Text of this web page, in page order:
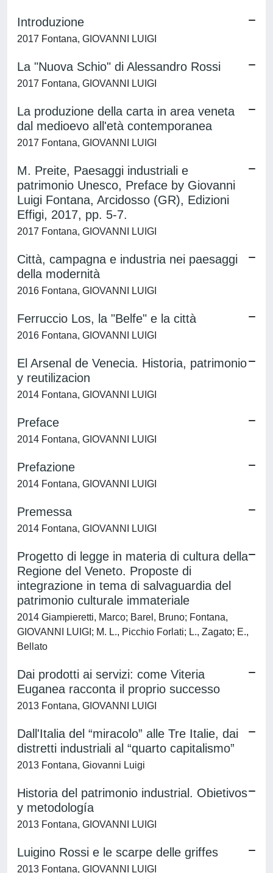
Introduzione
2017 Fontana, GIOVANNI LUIGI
La "Nuova Schio" di Alessandro Rossi
2017 Fontana, GIOVANNI LUIGI
La produzione della carta in area veneta
dal medioevo all'età contemporanea
2017 Fontana, GIOVANNI LUIGI
M. Preite, Paesaggi industriali e
patrimonio Unesco, Preface by Giovanni
Luigi Fontana, Arcidosso (GR), Edizioni
Effigi, 2017, pp. 5-7.
2017 Fontana, GIOVANNI LUIGI
Città, campagna e industria nei paesaggi
della modernità
2016 Fontana, GIOVANNI LUIGI
Ferruccio Los, la "Belfe" e la città
2016 Fontana, GIOVANNI LUIGI
El Arsenal de Venecia. Historia, patrimonio
y reutilizacion
2014 Fontana, GIOVANNI LUIGI
Preface
2014 Fontana, GIOVANNI LUIGI
Prefazione
2014 Fontana, GIOVANNI LUIGI
Premessa
2014 Fontana, GIOVANNI LUIGI
Progetto di legge in materia di cultura della
Regione del Veneto. Proposte di
integrazione in tema di salvaguardia del
patrimonio culturale immateriale
2014 Giampieretti, Marco; Barel, Bruno; Fontana,
GIOVANNI LUIGI; M. L., Picchio Forlati; L., Zagato; E.,
Bellato
Dai prodotti ai servizi: come Viteria
Euganea racconta il proprio successo
2013 Fontana, GIOVANNI LUIGI
Dall'Italia del “miracolo” alle Tre Italie, dai
distretti industriali al “quarto capitalismo”
2013 Fontana, Giovanni Luigi
Historia del patrimonio industrial. Obietivos
y metodología
2013 Fontana, GIOVANNI LUIGI
Luigino Rossi e le scarpe delle griffes
2013 Fontana, GIOVANNI LUIGI